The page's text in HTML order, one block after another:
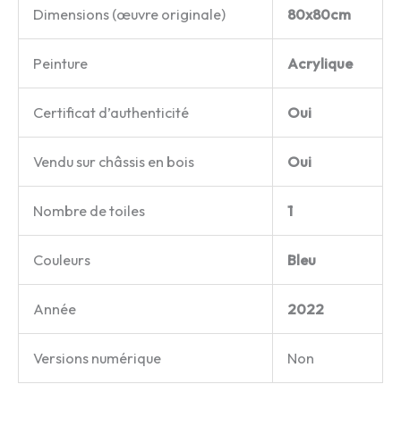
Dimensions (œuvre originale) 80x80cm
Peinture Acrylique
Certificat d’authenticité Oui
Vendu sur châssis en bois Oui
Nombre de toiles 1
Couleurs Bleu
Année 2022
Versions numérique Non